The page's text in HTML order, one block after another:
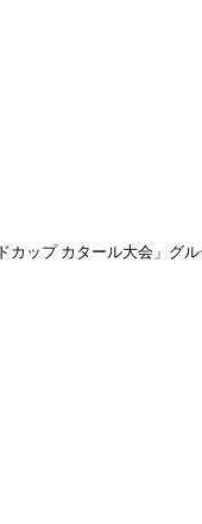
ップ カタール大会」グ